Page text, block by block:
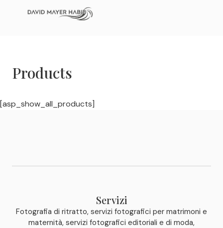
Products
[asp_show_all_products]
Servizi
Fotografia di ritratto, servizi fotografici per matrimoni e
maternità, servizi fotografici editoriali e di moda,